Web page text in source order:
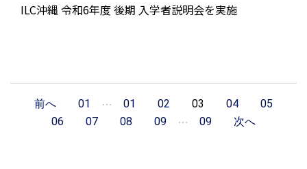
ILC沖縄 令和6年度 後期 入学者説明会を実施
前へ 01 … 01 02 03 04
05
06
07 08 09 … 09 次へ